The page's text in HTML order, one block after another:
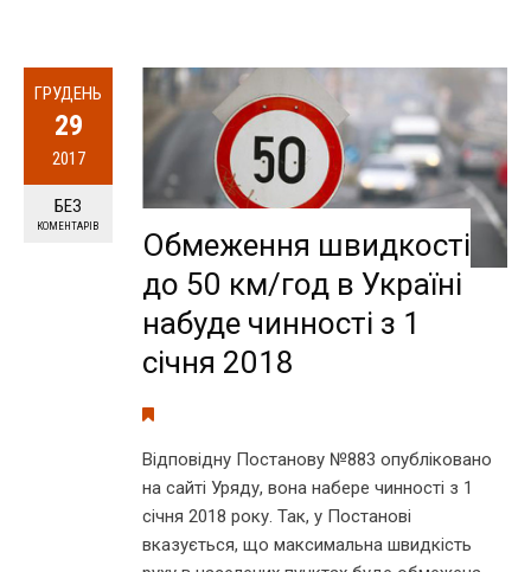
ГРУДЕНЬ
29
2017
БЕЗ
КОМЕНТАРІВ
Обмеження швидкості
до 50 км/год в Україні
набуде чинності з 1
січня 2018
Відповідну Постанову №883 опубліковано
на сайті Уряду, вона набере чинності з 1
січня 2018 року. Так, у Постанові
вказується, що максимальна швидкість